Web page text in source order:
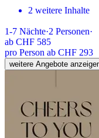
2 weitere Inhalte
1-7 Nächte·2 Personen·
ab CHF 585
pro Person ab CHF 293
weitere Angebote